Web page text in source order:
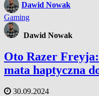
Dawid Nowak
Gaming
Dawid Nowak
Oto Razer
mata haptyczna
30.09.2024